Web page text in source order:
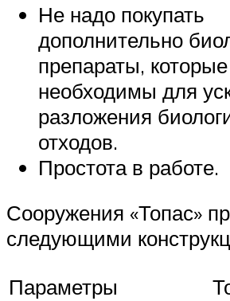
Не надо покупать
дополнительно
препараты, которые
необходимы для
разложения
отходов.
Простота в работе.
Сооружения «Топас»
следующими
Параметры